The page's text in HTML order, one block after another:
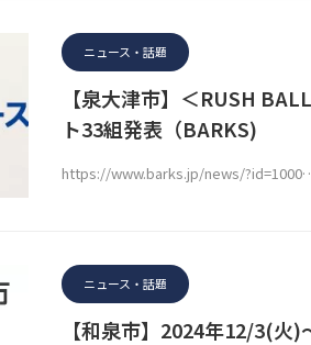
ニュース・話題
【泉大津市】＜RUSH
ト33組発表（BARKS)
https://www.barks.jp/news/
ニュース・話題
【和泉市】2024年12/3(